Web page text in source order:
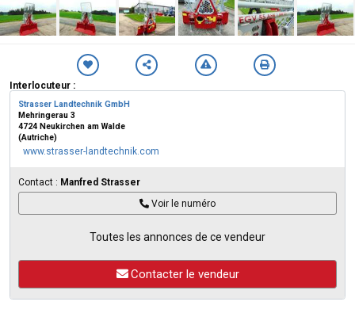
Interlocuteur :
Strasser Landtechnik GmbH
Mehringerau 3
4724 Neukirchen am Walde
(Autriche)
www.strasser-landtechnik.com
Contact : Manfred Strasser
Voir le numéro
Toutes les annonces de ce vendeur
Contacter le vendeur